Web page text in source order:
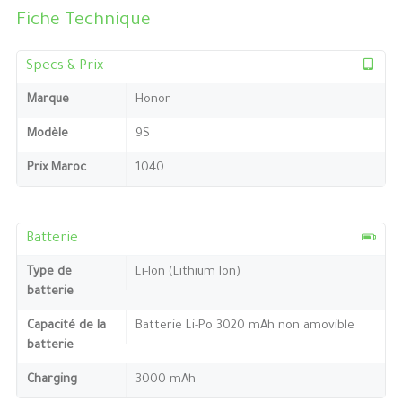
Fiche Technique
Specs & Prix
Marque Honor
Modèle 9S
Prix Maroc 1040
Batterie
Type de
batterie
Li-Ion (Lithium Ion)
Capacité de la
batterie
Batterie Li-Po 3020 mAh non amovible
Charging 3000 mAh